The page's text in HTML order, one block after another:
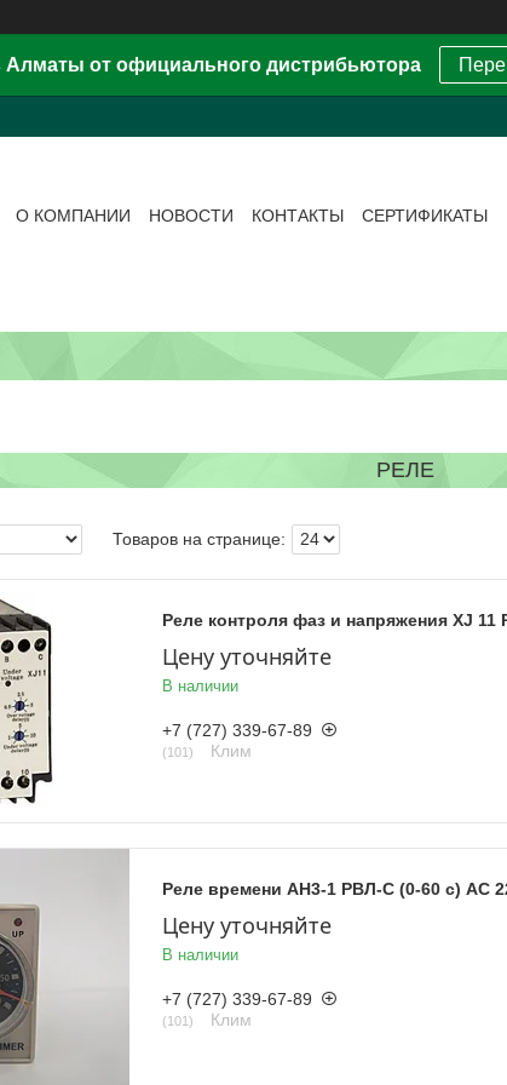
Алматы от официального дистрибьютора
О КОМПАНИИ НОВОСТИ КОНТАКТЫ СЕРТИФИКАТЫ
РЕЛЕ
Реле контроля фаз и напряжения XJ 11
Цену уточняйте
В наличии
+7 (727) 339-67-89
101 Клим
Реле времени AH3-1 РВЛ-С (0-60 c) AC
Цену уточняйте
В наличии
+7 (727) 339-67-89
101 Клим